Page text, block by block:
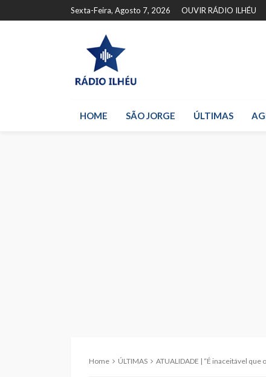
Sexta-Feira, Agosto 7, 2026 OUVIR RÁDIO ILHÉU
HOME SÃO JORGE ÚLTIMAS
Home ÚLTIMAS ATUALIDADE | “É inaceitável que o Governo Regional